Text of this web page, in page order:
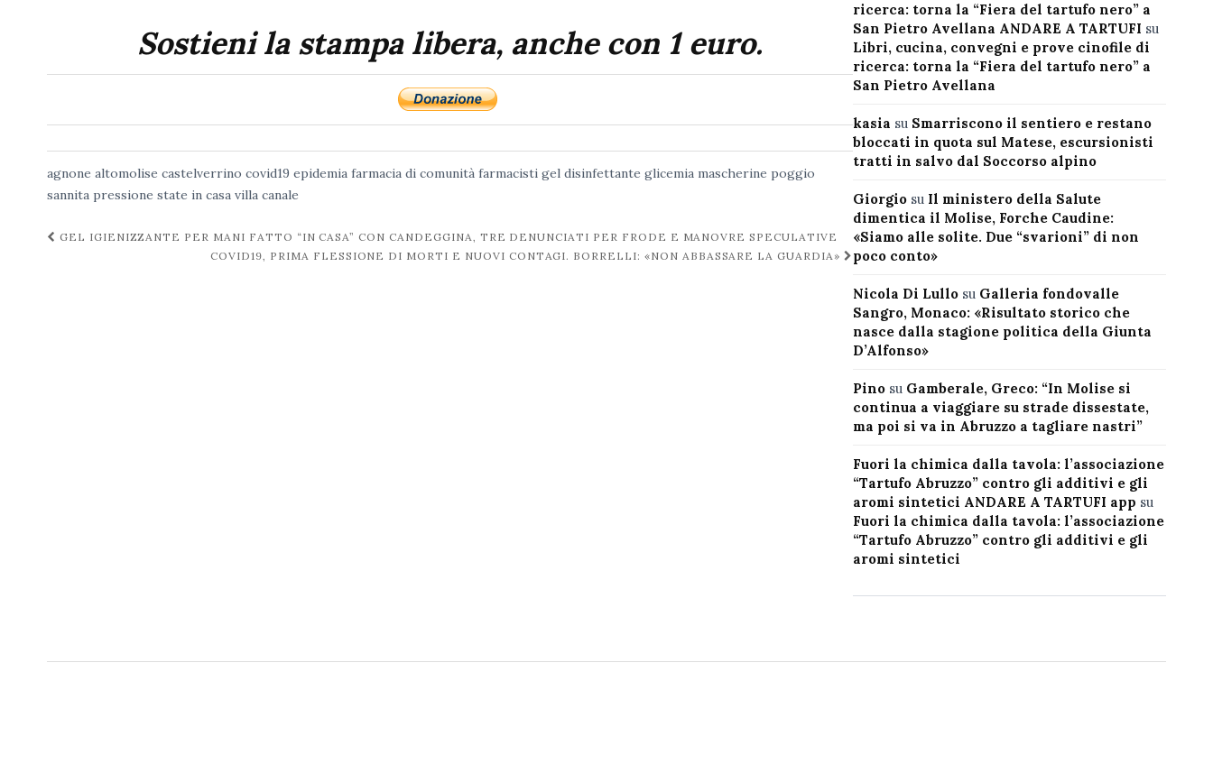
Sostieni la stampa libera, anche con 1 euro.
agnone altomolise castelverrino covid19 epidemia farmacia di comunità farmacisti gel disinfettante glicemia mascherine poggio
sannita pressione state in casa villa canale
Navigazione
GEL IGIENIZZANTE PER MANI FATTO “IN CASA” CON CANDEGGINA, TRE DENUNCIATI PER FRODE E MANOVRE SPECULATIVE
COVID19, PRIMA FLESSIONE DI MORTI E NUOVI CONTAGI. BORRELLI: «NON ABBASSARE LA GUARDIA»
ricerca: torna la “Fiera del tartufo nero” a
San Pietro Avellana ANDARE A TARTUFI su
Libri, cucina, convegni e prove cinofile di
ricerca: torna la “Fiera del tartufo nero” a
San Pietro Avellana
kasia su Smarriscono il sentiero e restano
bloccati in quota sul Matese, escursionisti
tratti in salvo dal Soccorso alpino
Giorgiosu Il ministero della Salute
dimentica il Molise, Forche Caudine:
«Siamo alle solite. Due “svarioni” di non
poco conto»
Nicola Di Lullosu Galleria fondovalle
Sangro, Monaco: «Risultato storico che
nasce dalla stagione politica della Giunta
D’Alfonso»
Pinosu Gamberale, Greco: “In Molise si
continua a viaggiare su strade dissestate,
ma poi si va in Abruzzo a tagliare nastri”
Fuori la chimica dalla tavola: l’associazione
“Tartufo Abruzzo” contro gli additivi e gli
aromi sintetici ANDARE A TARTUFI app su
Fuori la chimica dalla tavola: l’associazione
“Tartufo Abruzzo” contro gli additivi e gli
aromi sintetici